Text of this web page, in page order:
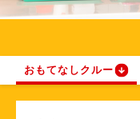
おもてなしクルー